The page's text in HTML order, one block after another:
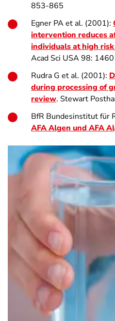
853-865
Egner PA et al. (2001):
intervention reduces
individuals at high
Acad Sci USA 98:
Rudra G et al. (2001):
during processing of
review. Stewart
BfR Bundesinstitut für
AFA Algen und AFA